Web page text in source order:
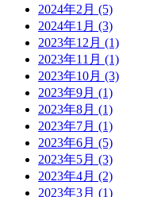
2024年2月 (5)
2024年1月 (3)
2023年12月 (1)
2023年11月 (1)
2023年10月 (3)
2023年9月 (1)
2023年8月 (1)
2023年7月 (1)
2023年6月 (5)
2023年5月 (3)
2023年4月 (2)
2023年3月 (1)